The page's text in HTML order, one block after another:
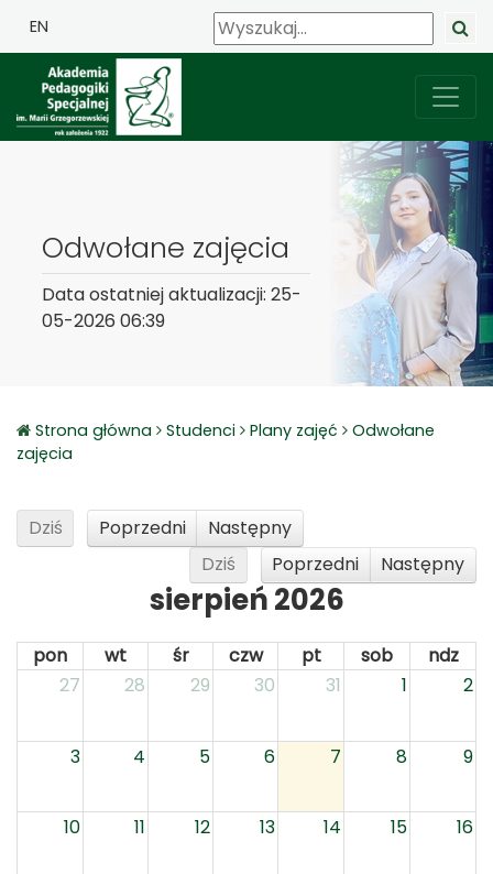
EN
Odwołane zajęcia
Data ostatniej aktualizacji: 25-
05-2026 06:39
Strona główna Studenci Plany zajęć
Odwołane
zajęcia
Dziś Poprzedni
Następny
Dziś
Poprzedni Następny
sierpień 2026
pon wt śr czw pt sob
ndz
27
28 29 30 31 1 2
3 4 5 6 7 8 9
10 11 12 13 14 15 16